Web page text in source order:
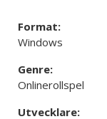
Format:
Windows
Genre:
Onlinerollspel
Utvecklare: